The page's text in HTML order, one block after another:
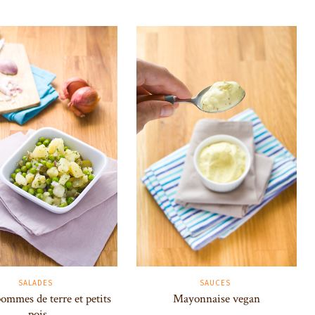
SALADES
de terre et petits
SAUCES
Mayonnaise vegan